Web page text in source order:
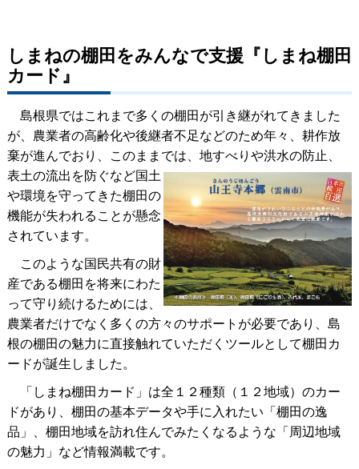
しまねの棚田をみんなで支援『しまね棚田
カード』
島根県ではこれまで多くの棚田が引き継がれてきました
が、農業者の高齢化や後継者不足などのため年々、耕作放
棄が進んでおり、このままでは、地すべりや洪水の防止、
表土の流出を防ぐなど国土
や環境を守ってきた棚田の
機能が失われることが懸念
されています。
このような国民共有の財
産である棚田を将来にわた
って守り続けるためには、
農業者だけでなく多くの方々のサポートが必要であり、島
根の棚田の魅力に直接触れていただくツールとして棚田カ
ードが誕生しました。
「しまね棚田カード」は全１２種類（１２地域）のカー
ドがあり、棚田の基本データや手に入れたい「棚田の逸
品」、棚田地域を訪れ住んでみたくなるような「周辺地域
の魅力」など情報満載です。